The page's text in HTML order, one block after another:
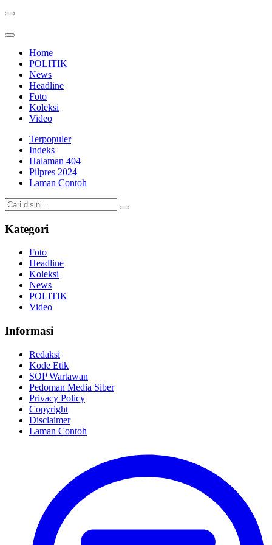
Home
POLITIK
News
Headline
Foto
Koleksi
Video
Terpopuler
Indeks
Halaman 404
Pilpres 2024
Laman Contoh
Kategori
Foto
Headline
Koleksi
News
POLITIK
Video
Informasi
Redaksi
Kode Etik
SOP Wartawan
Pedoman Media Siber
Privacy Policy
Copyright
Disclaimer
Laman Contoh